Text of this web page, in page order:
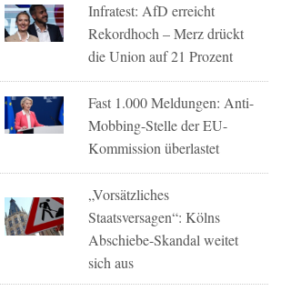
Infratest: AfD erreicht
Rekordhoch – Merz drückt
die Union auf 21 Prozent
Fast 1.000 Meldungen: Anti-
Mobbing-Stelle der EU-
Kommission überlastet
„Vorsätzliches
Staatsversagen“: Kölns
Abschiebe-Skandal weitet
sich aus